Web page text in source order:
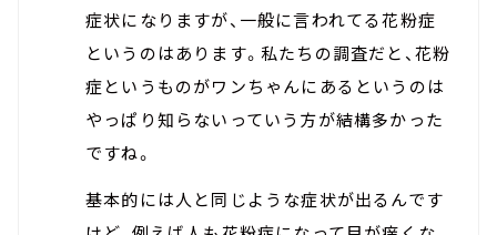
症状になりますが、一般に言われてる花粉症
というのはあります。私たちの調査だと、花粉
症というものがワンちゃんにあるというのは
やっぱり知らないっていう方が結構多かった
ですね。
基本的には人と同じような症状が出るんです